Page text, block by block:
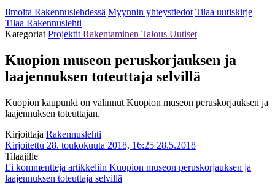
Ilmoita Rakennuslehdessä Myynnin yhteystiedot Tilaa uutiskirje
Tilaa Rakennuslehti
Kategoriat Projektit Rakentaminen Talous Uutiset
Kuopion museon peruskorjauksen ja
laajennuksen toteuttaja selvillä
Kuopion kaupunki on valinnut Kuopion museon peruskorjauksen ja
laajennuksen toteuttajan.
Kirjoittaja Rakennuslehti
Kirjoitettu 28. toukokuuta 2018, 16:25 28.5.2018
Tilaajille
Ei kommentteja artikkeliin Kuopion museon peruskorjauksen ja
laajennuksen toteuttaja selvillä